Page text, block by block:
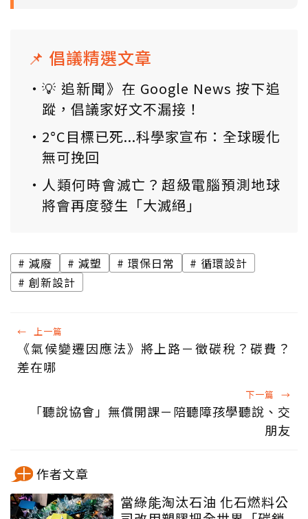
📌 倡議精選文章
💡 追新聞》在 Google News 按下追
蹤，倡議家好文不漏接！
2°C目標已死...科學家宣布：全球暖化
無可挽回
人類何時會滅亡？超級電腦預測地球
將會再度發生「大滅絕」
減廢 減塑 環保日常
循環設計
創新設計
← 上一篇
《氣候變遷因應法》將上路－徵碳稅？碳費？
差在哪
下一篇 →
「聽說協會」無償開課－陪聽障孩學聽說、交
朋友
作者文章
當綠能淘汰石油 化石燃料公